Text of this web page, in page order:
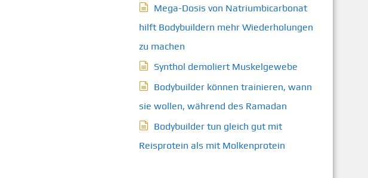
Mega-Dosis von Natriumbicarbonat
hilft Bodybuildern mehr Wiederholungen
zu machen
Synthol demoliert Muskelgewebe
Bodybuilder können trainieren, wann
sie wollen, während des Ramadan
Bodybuilder tun gleich gut mit
Reisprotein als mit Molkenprotein